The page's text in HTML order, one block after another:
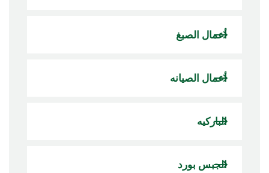
أعمال الصبغ
أعمال الصيانه
الباركيه
الجبس بورد